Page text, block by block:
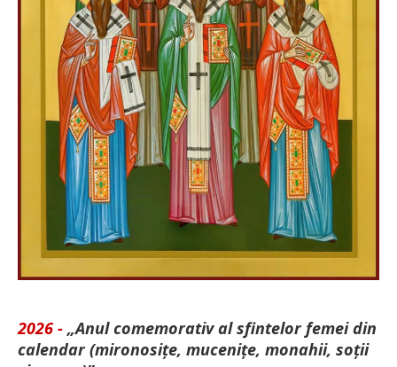
2026 - „Anul comemorativ al sfintelor femei din
calendar (mironosițe, mu­cenițe, monahii, soții